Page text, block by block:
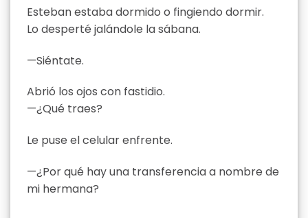
Esteban estaba dormido o fingiendo dormir.
Lo desperté jalándole la sábana.
—Siéntate.
Abrió los ojos con fastidio.
—¿Qué traes?
Le puse el celular enfrente.
—¿Por qué hay una transferencia a nombre de
mi hermana?